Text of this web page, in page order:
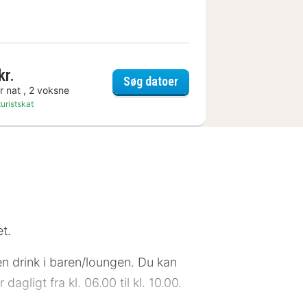
nat , 2 voksne
Søg datoerAspire Frankfurt Airport
drink i baren/loungen. Du kan
fra kl. 06.00 til kl. 10.00.